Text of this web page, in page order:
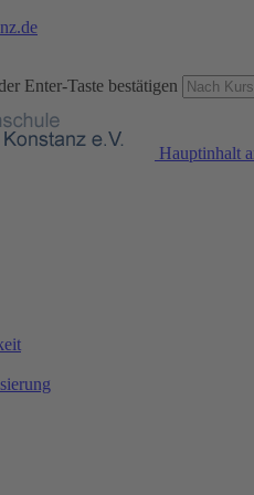
Enter-Taste bestätigen
Hauptinhalt